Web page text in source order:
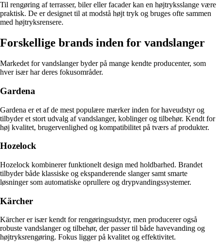
Til rengøring af terrasser, biler eller facader kan en højtryksslange være
praktisk. De er designet til at modstå højt tryk og bruges ofte sammen
med højtryksrensere.
Forskellige brands inden for vandslanger
Markedet for vandslanger byder på mange kendte producenter, som
hver især har deres fokusområder.
Gardena
Gardena er et af de mest populære mærker inden for haveudstyr og
tilbyder et stort udvalg af vandslanger, koblinger og tilbehør. Kendt for
høj kvalitet, brugervenlighed og kompatibilitet på tværs af produkter.
Hozelock
Hozelock kombinerer funktionelt design med holdbarhed. Brandet
tilbyder både klassiske og ekspanderende slanger samt smarte
løsninger som automatiske oprullere og drypvandingssystemer.
Kärcher
Kärcher er især kendt for rengøringsudstyr, men producerer også
robuste vandslanger og tilbehør, der passer til både havevanding og
højtryksrengøring. Fokus ligger på kvalitet og effektivitet.